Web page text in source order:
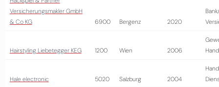
Versicherungsmakler GmbH
& Co KG
6900 Bergenz 2020
Bank/
Hairstyling Liebetegger KEG 1200 Wien 2006
Hale electronic 5020 Salzburg 2004